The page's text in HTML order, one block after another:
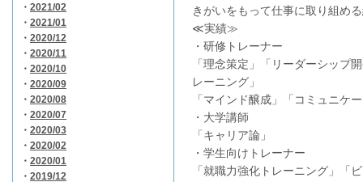
・ 2021/02
・ 2021/01
・ 2020/12
・ 2020/11
・ 2020/10
・ 2020/09
・ 2020/08
・ 2020/07
・ 2020/03
・ 2020/02
・ 2020/01
・ 2019/12
きがいをもって仕事に取り組め
≪実績≫
・研修トレーナー
「理念策定」「リーダーシップ
レーニング」
「マインド醸成」「コミュニケ
・大学講師
「キャリア論」
・学生向けトレーナー
「就職力強化トレーニング」「